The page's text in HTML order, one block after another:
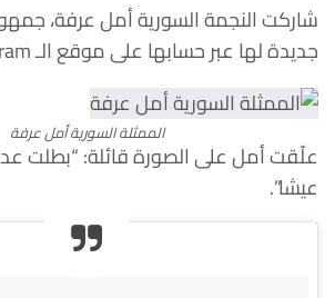
جديدة لها عبر حسابها على موقع الـ Instagram.
الممثلة السورية أمل عرفة
علّقت أمل على الصورة قائلة: “بطلت عد
عيشا”.